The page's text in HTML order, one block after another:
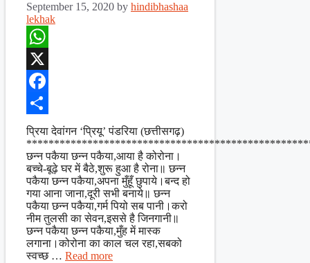
September 15, 2020 by hindibhashaa
lekhak
WhatsApp
X
Facebook
Share
प्रिया देवांगन ‘प्रियू’ पंडरिया (छत्तीसगढ़)
छन्न पकैया छन्न पकैया,आया है कोरोना।
बच्चे-बूढ़े घर में बैठे,शुरू हुआ है रोना॥ छन्न
पकैया छन्न पकैया,अपना मुँहूँ छुपाये।बन्द हो
गया आना जाना,दूरी सभी बनाये॥ छन्न
पकैया छन्न पकैया,गर्म पियो सब पानी।करो
नीम तुलसी का सेवन,इससे है जिनगानी॥
छन्न पकैया छन्न पकैया,मुँह में मास्क
लगाना।कोरोना का काल चल रहा,सबको
स्वच्छ … Read more